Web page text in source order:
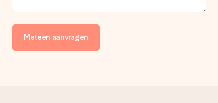
Meteen aanvragen